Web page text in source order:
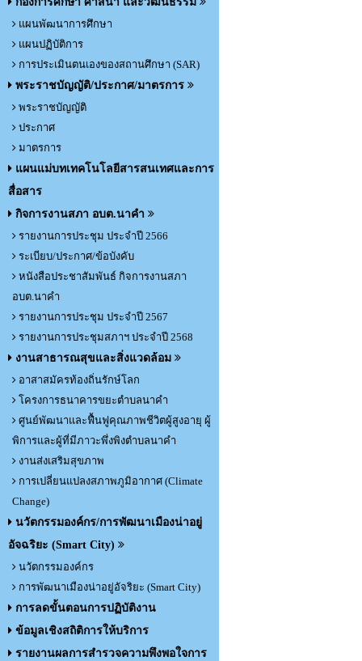
แผนพัฒนาการศึกษา
แผนปฏิบัติการ
การประเมินตนเองของสถานศึกษา (SAR)
พระราชบัญญัติ/ประกาศ/มาตรการ
พระราชบัญญัติ
ประกาศ
มาตรการ
แผนแม่บทเทคโนโลยีสารสนเทศและการ
สื่อสาร
กิจการงานสภา อบต.นาคำ
รายงานการประชุม ประจำปี 2566
ระเบียบ/ประกาศ/ข้อบังคับ
หนังสือประชาสัมพันธ์ กิจการงานสภา
อบต.นาคำ
รายงานการประชุม ประจำปี 2567
รายงานการประชุมสภาฯ ประจำปี 2568
งานสาธารณสุขและสิ่งแวดล้อม
อาสาสมัครท้องถิ่นรักษ์โลก
โครงการธนาคารขยะตำบลนาคำ
ศูนย์พัฒนาและฟื้นฟูคุณภาพชีวิตผู้สูงอายุ ผู้
พิการและผู้ที่มีภาวะพึ่งพิงตำบลนาคำ
งานส่งเสริมสุขภาพ
การเปลี่ยนแปลงสภาพภูมิอากาศ (Climate
Change)
นวัตกรรมองค์กร/การพัฒนาเมืองน่าอยู่
อัจฉริยะ (Smart City)
นวัตกรรมองค์กร
การพัฒนาเมืองน่าอยู่อัจริยะ (Smart City)
การลดขั้นตอนการปฏิบัติงาน
ข้อมูลเชิงสถิติการให้บริการ
รายงานผลการสำรวจความพึงพอใจการ